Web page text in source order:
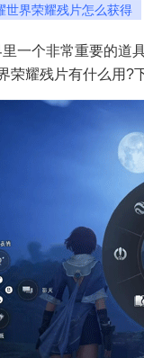
世界荣耀残片怎么获得
个非常重要的道
荣耀残片有什么用?